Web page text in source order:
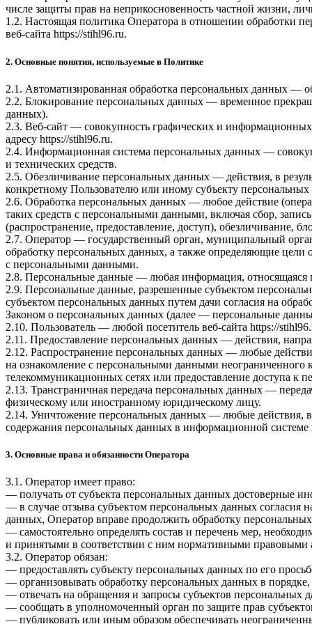
числе защиты прав на неприкосновенность частной жизни,
1.2. Настоящая политика Оператора в отношении обработки
веб-сайта https://stihl96.ru.
2. Основные понятия, используемые в Политике
2.1. Автоматизированная обработка персональных данных —
2.2. Блокирование персональных данных — временное
данных).
2.3. Веб-сайт — совокупность графических и
адресу https://stihl96.ru.
2.4. Информационная система персональных данных —
и технических средств.
2.5. Обезличивание персональных данных — действия, в
конкретному Пользователю или иному субъекту
2.6. Обработка персональных данных — любое действие
таких средств с персональными данными, включая сбор,
(распространение, предоставление, доступ), обезличивание,
2.7. Оператор — государственный орган, муниципальный
обработку персональных данных, а также определяющие
с персональными данными.
2.8. Персональные данные — любая информация, относящаяся
2.9. Персональные данные, разрешенные субъектом
субъектом персональных данных путем дачи согласия на
Законом о персональных данных (далее — персональные
2.10. Пользователь — любой посетитель веб-сайта https://
2.11. Предоставление персональных данных — действия,
2.12. Распространение персональных данных — любые
на ознакомление с персональными данными
телекоммуникационных сетях или предоставление доступа
2.13. Трансграничная передача персональных данных —
физическому или иностранному юридическому лицу.
2.14. Уничтожение персональных данных — любые действия, в
содержания персональных данных в информационной
3. Основные права и обязанности Оператора
3.1. Оператор имеет право:
— получать от субъекта персональных данных достоверные
— в случае отзыва субъектом персональных данных согласия
данных, Оператор вправе продолжить обработку
— самостоятельно определять состав и перечень мер,
и принятыми в соответствии с ним нормативными правовыми
3.2. Оператор обязан:
— предоставлять субъекту персональных данных по его
— организовывать обработку персональных данных в
— отвечать на обращения и запросы субъектов персональных
— сообщать в уполномоченный орган по защите прав
— публиковать или иным образом обеспечивать